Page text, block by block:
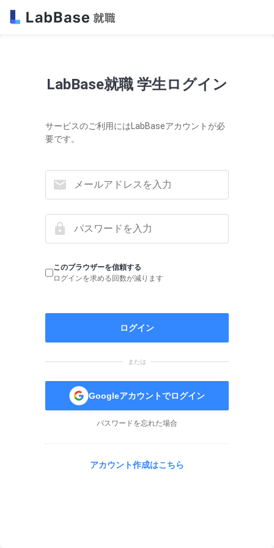
LabBase就職 学生ログイン
サービスのご利用にはLabBaseアカウントが必
要です。
このブラウザーを信頼する
ログインを求める回数が減ります
ログイン
または
Googleアカウントでログイン
パスワードを忘れた場合
アカウント作成はこちら